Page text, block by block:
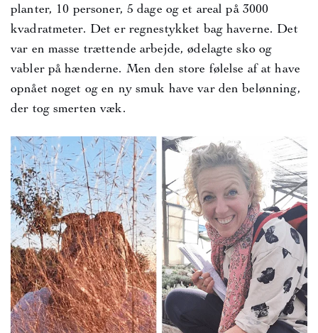
planter, 10 personer, 5 dage og et areal på 3000
kvadratmeter. Det er regnestykket bag haverne. Det
var en masse trættende arbejde, ødelagte sko og
vabler på hænderne. Men den store følelse af at have
opnået noget og en ny smuk have var den belønning,
der tog smerten væk.